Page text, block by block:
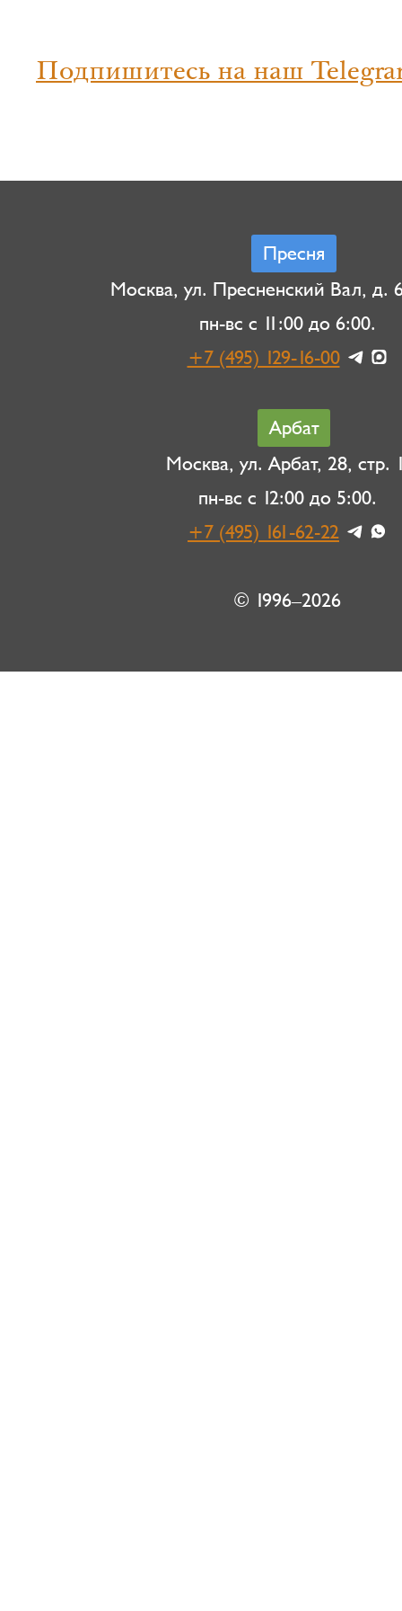
Подпишитесь на наш
Пресня
Москва, ул. Пресненский Вал, д.
пн-вс с 11:00 до 6:00.
+7 (495) 129-16-00
Арбат
Москва, ул. Арбат, 28, стр.
пн-вс с 12:00 до 5:00.
+7 (495) 161-62-22
© 1996–2026